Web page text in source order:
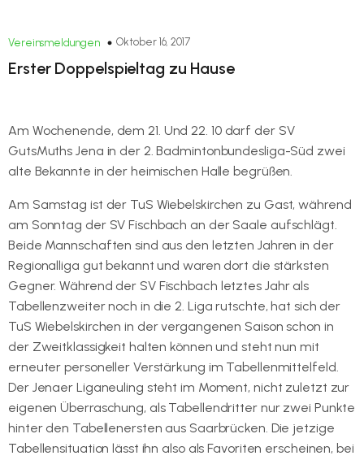
Vereinsmeldungen Oktober 16, 2017
Erster Doppelspieltag zu Hause
Am Wochenende, dem 21. Und 22. 10 darf der SV
GutsMuths Jena in der 2. Badmintonbundesliga-Süd zwei
alte Bekannte in der heimischen Halle begrüßen.
Am Samstag ist der TuS Wiebelskirchen zu Gast, während
am Sonntag der SV Fischbach an der Saale aufschlägt.
Beide Mannschaften sind aus den letzten Jahren in der
Regionalliga gut bekannt und waren dort die stärksten
Gegner. Während der SV Fischbach letztes Jahr als
Tabellenzweiter noch in die 2. Liga rutschte, hat sich der
TuS Wiebelskirchen in der vergangenen Saison schon in
der Zweitklassigkeit halten können und steht nun mit
erneuter personeller Verstärkung im Tabellenmittelfeld.
Der Jenaer Liganeuling steht im Moment, nicht zuletzt zur
eigenen Überraschung, als Tabellendritter nur zwei Punkte
hinter den Tabellenersten aus Saarbrücken. Die jetzige
Tabellensituation lässt ihn also als Favoriten erscheinen, bei